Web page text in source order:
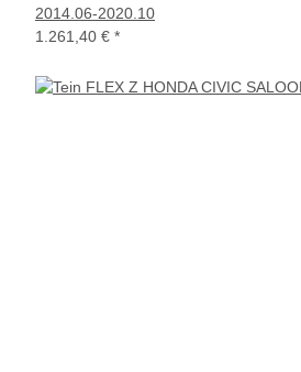
2014.06-2020.10
1.261,40 € *